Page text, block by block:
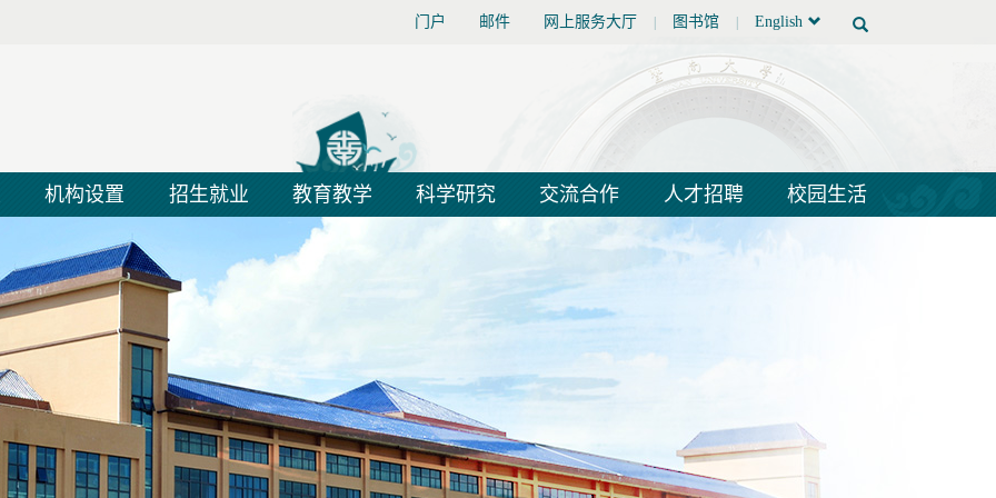
门户 邮件 网上服务大厅 图书馆 English
机构设置 招生就业 教育教学 科学研究 交流合作 人才招聘 校园生活